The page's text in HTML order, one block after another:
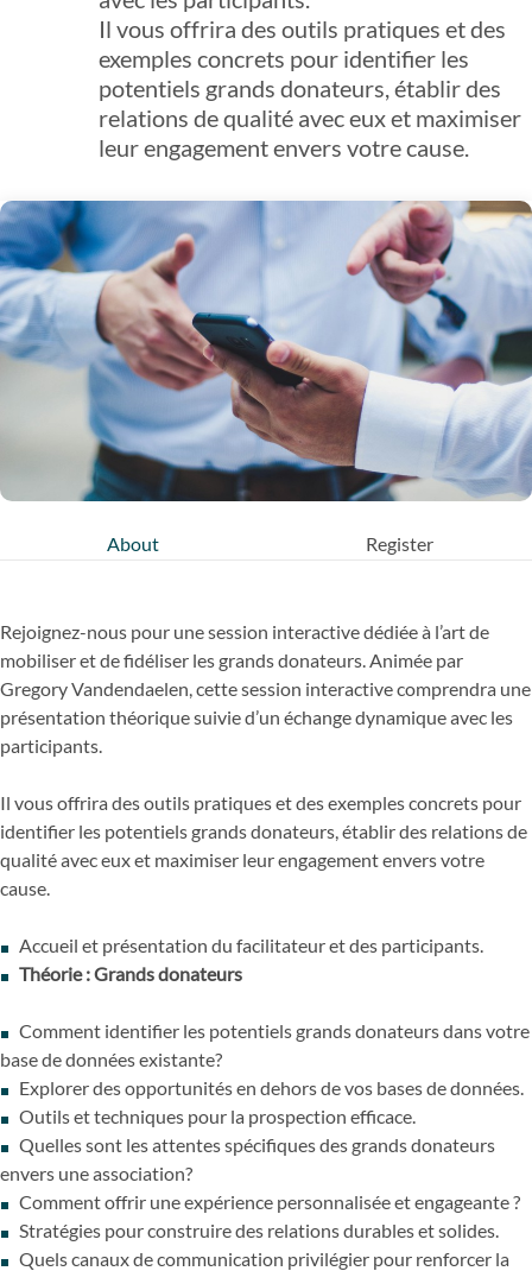
Il vous offrira des outils pratiques et des
exemples concrets pour identifier les
potentiels grands donateurs, établir des
relations de qualité avec eux et maximiser
leur engagement envers votre cause.
About Register
Rejoignez-nous pour une session interactive dédiée à l’art de
mobiliser et de fidéliser les grands donateurs. Animée par
Gregory Vandendaelen, cette session interactive comprendra une
présentation théorique suivie d’un échange dynamique avec les
participants.
Il vous offrira des outils pratiques et des exemples concrets pour
identifier les potentiels grands donateurs, établir des relations de
qualité avec eux et maximiser leur engagement envers votre
cause.
Accueil et présentation du facilitateur et des participants.
Théorie : Grands donateurs
Comment identifier les potentiels grands donateurs dans votre
base de données existante?
Explorer des opportunités en dehors de vos bases de données.
Outils et techniques pour la prospection efficace.
Quelles sont les attentes spécifiques des grands donateurs
envers une association?
Comment offrir une expérience personnalisée et engageante ?
Stratégies pour construire des relations durables et solides.
Quels canaux de communication privilégier pour renforcer la